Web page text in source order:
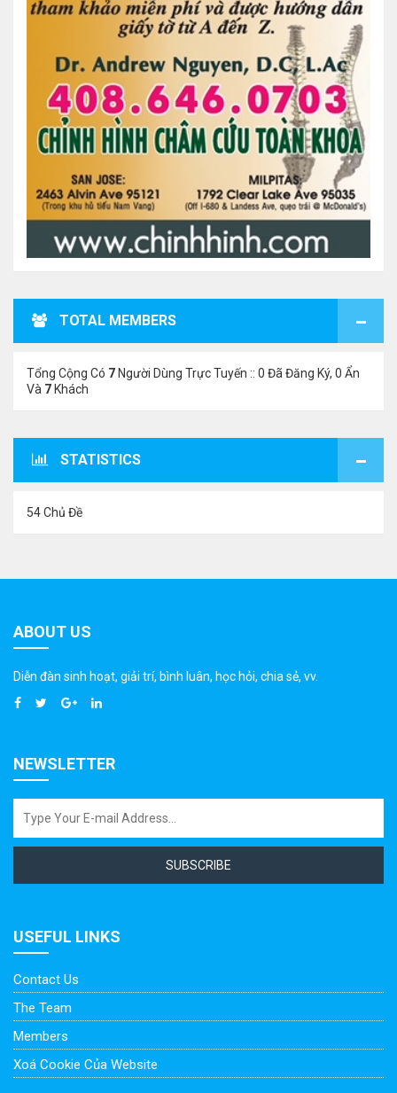
TOTAL MEMBERS
Tổng Cộng Có 7 Người Dùng Trực Tuyến :: 0 Đã Đăng Ký, 0 Ẩn
Và 7 Khách
STATISTICS
54 Chủ Đề
ABOUT US
Diễn đàn sinh hoạt, giải trí, bình luân, học hỏi, chia sẻ, vv.
NEWSLETTER
SUBSCRIBE
USEFUL LINKS
Contact Us
The Team
Members
Xoá Cookie Của Website